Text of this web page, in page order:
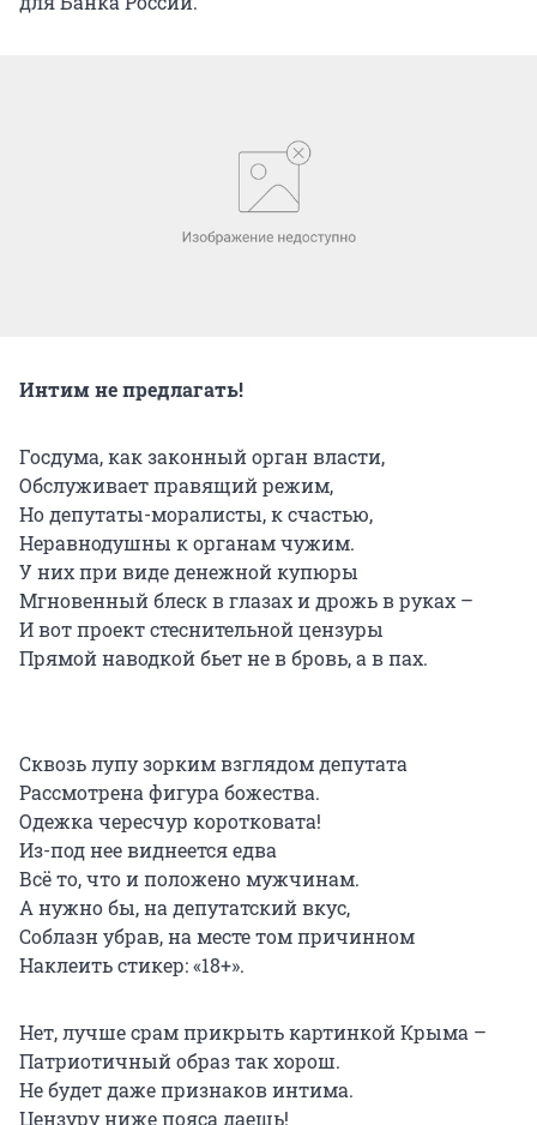
Интим не предлагать!
Госдума, как законный орган власти,
Обслуживает правящий режим,
Но депутаты-моралисты, к счастью,
Неравнодушны к органам чужим.
У них при виде денежной купюры
Мгновенный блеск в глазах и дрожь в руках –
И вот проект стеснительной цензуры
Прямой наводкой бьет не в бровь, а в пах.
Сквозь лупу зорким взглядом депутата
Рассмотрена фигура божества.
Одежка чересчур коротковата!
Из-под нее виднеется едва
Всё то, что и положено мужчинам.
А нужно бы, на депутатский вкус,
Соблазн убрав, на месте том причинном
Наклеить стикер: «18+».
Нет, лучше срам прикрыть картинкой Крыма –
Патриотичный образ так хорош.
Не будет даже признаков интима.
Цензуру ниже пояса даешь!